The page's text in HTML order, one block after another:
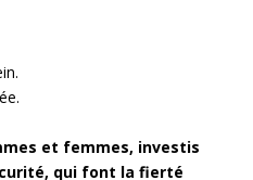
et femmes, investis
qui font la fierté